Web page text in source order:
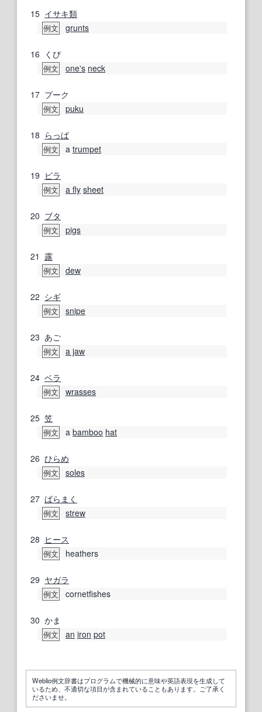
15 イサキ類
例文 grunts
16 くび
例文 one's neck
17 プーク
例文 puku
18 らっぱ
例文 a trumpet
19 ビラ
例文 a fly sheet
20 ブタ
例文 pigs
21 露
例文 dew
22 シギ
例文 snipe
23 あご
例文 a jaw
24 ベラ
例文 wrasses
25 笠
例文 a bamboo hat
26 ひらめ
例文 soles
27 ばらまく
例文 strew
28 ヒース
例文 heathers
29 ヤガラ
例文 cornetfishes
30 かま
例文 an iron pot
Weblio例文辞書はプログラムで機械的に意味や英語表現を生成して
いるため、不適切な項目が含まれていることもあります。ご了承く
ださいませ。